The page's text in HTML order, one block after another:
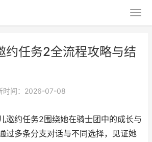
约任务2全流程攻略与结
时间：2026-07-08
邀约任务2围绕她在骑士团中的成长与
过多条分支对话与不同选择，见证她